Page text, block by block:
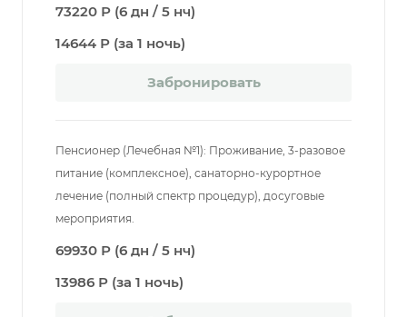
73220 Р (6 дн / 5 нч)
14644 Р (за 1 ночь)
Забронировать
Пенсионер (Лечебная №1): Проживание, 3-разовое
питание (комплексное), санаторно-курортное
лечение (полный спектр процедур), досуговые
мероприятия.
69930 Р (6 дн / 5 нч)
13986 Р (за 1 ночь)